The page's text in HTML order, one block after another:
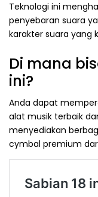
Teknologi ini
penyebaran suara
karakter suara yang
Di mana
ini?
Anda dapat
alat musik terbaik
menyediakan
cymbal premium